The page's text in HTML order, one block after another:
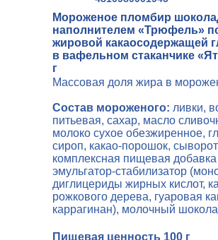
Мороженое пломбир
наполнителем «Трюфель»
жировой какаосодержащей
в вафельном стаканчике
г
Массовая доля жира в
Состав мороженого: ливки,
питьевая, сахар, масло
молоко сухое обезжиренное,
сироп, какао-порошок,
комплексная пищевая добавка
эмульгатор-стабилизатор
диглицериды жирных кислот,
рожкового дерева, гуаровая
каррагинан), молочный
Пищевая ценность 100 г